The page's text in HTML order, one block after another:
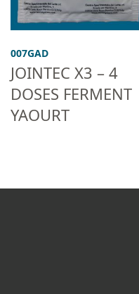
007GAD
JOINTEC X3 – 4
DOSES FERMENT
YAOURT